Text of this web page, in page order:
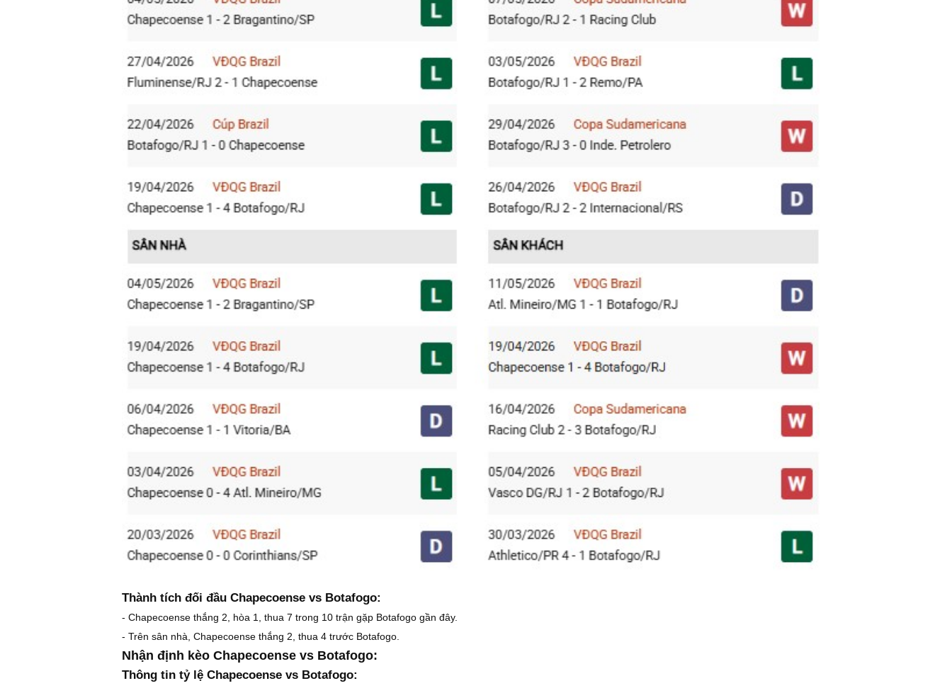
Thành tích đối đầu Chapecoense vs Botafogo:
- Chapecoense thắng 2, hòa 1, thua 7 trong 10 trận gặp Botafogo gần đây.
- Trên sân nhà, Chapecoense thắng 2, thua 4 trước Botafogo.
Nhận định kèo Chapecoense vs Botafogo:
Thông tin tỷ lệ Chapecoense vs Botafogo: